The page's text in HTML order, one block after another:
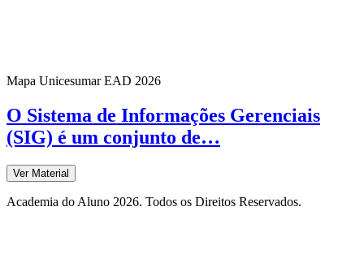
Mapa Unicesumar EAD 2026
O Sistema de Informações Gerenciais
(SIG) é um conjunto de…
Ver Material
Academia do Aluno 2026. Todos os Direitos Reservados.